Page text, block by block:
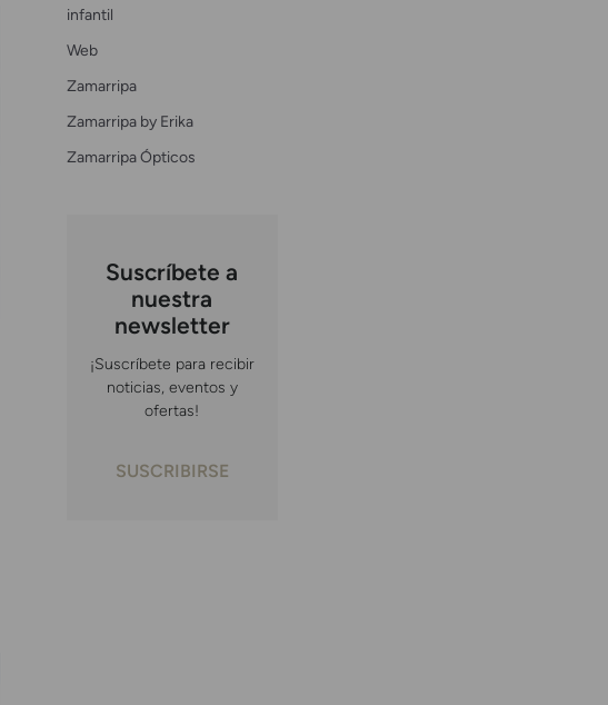
infantil
Web
Zamarripa
Zamarripa by Erika
Zamarripa Ópticos
Suscríbete a
nuestra
newsletter
¡Suscríbete para recibir
noticias, eventos y
ofertas!
SUSCRIBIRSE